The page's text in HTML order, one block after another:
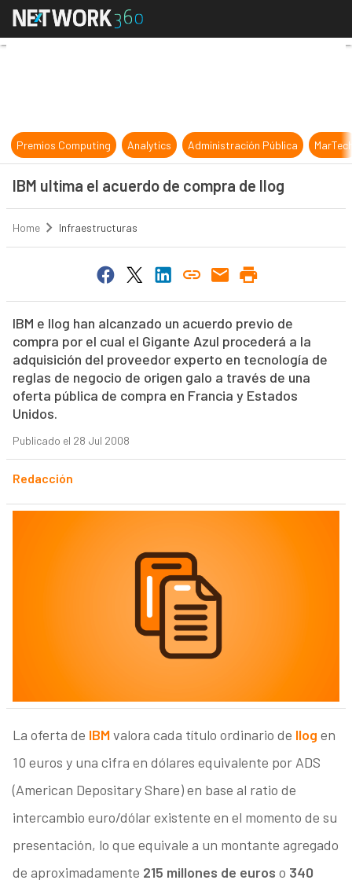
IBM ultima el acuerdo de compra
Premios Computing Analytics Administración Pública
IBM ultima el acuerdo de compra de Ilog
Home Infraestructuras
IBM e Ilog han alcanzado un acuerdo previo de
compra por el cual el Gigante Azul procederá a la
adquisición del proveedor experto en tecnología de
reglas de negocio de origen galo a través de una
oferta pública de compra en Francia y Estados
Unidos.
Publicado el 28 Jul 2008
Redacción
La oferta de IBMvalora cada título ordinario de Ilog en
10 euros y una cifra en dólares equivalente por ADS
(American Depositary Share) en base al ratio de
intercambio euro/dólar existente en el momento de su
presentación, lo que equivale a un montante agregado
de aproximadamente 215 millones de euros o 340